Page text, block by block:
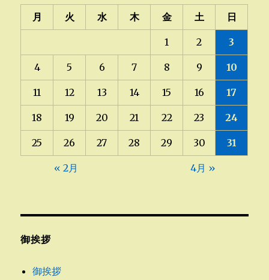
ー
ョ
ン
月 火 水 木 金 土 日
1 2 3
4 5 6 7 8 9 10
11 12 13 14 15 16 17
18 19 20 21 22 23 24
25 26 27 28 29 30 31
« 2月 4月 »
御挨拶
御挨拶